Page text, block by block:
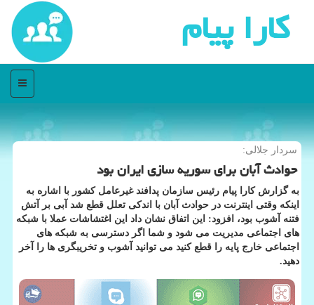
كارا پیام
منو
سردار جلالی:
حوادث آبان برای سوریه سازی ایران بود
به گزارش كارا پیام رئیس سازمان پدافند غیرعامل كشور با اشاره به
اینكه وقتی اینترنت در حوادث آبان با اندكی تعلل قطع شد آبی بر آتش
فتنه آشوب بود، افزود: این اتفاق نشان داد این اغتشاشات عملا با شبكه
های اجتماعی مدیریت می شود و شما اگر دسترسی به شبكه های
اجتماعی خارج پایه را قطع كنید می ‎توانید آشوب و تخریبگری ها را آخر
دهید.